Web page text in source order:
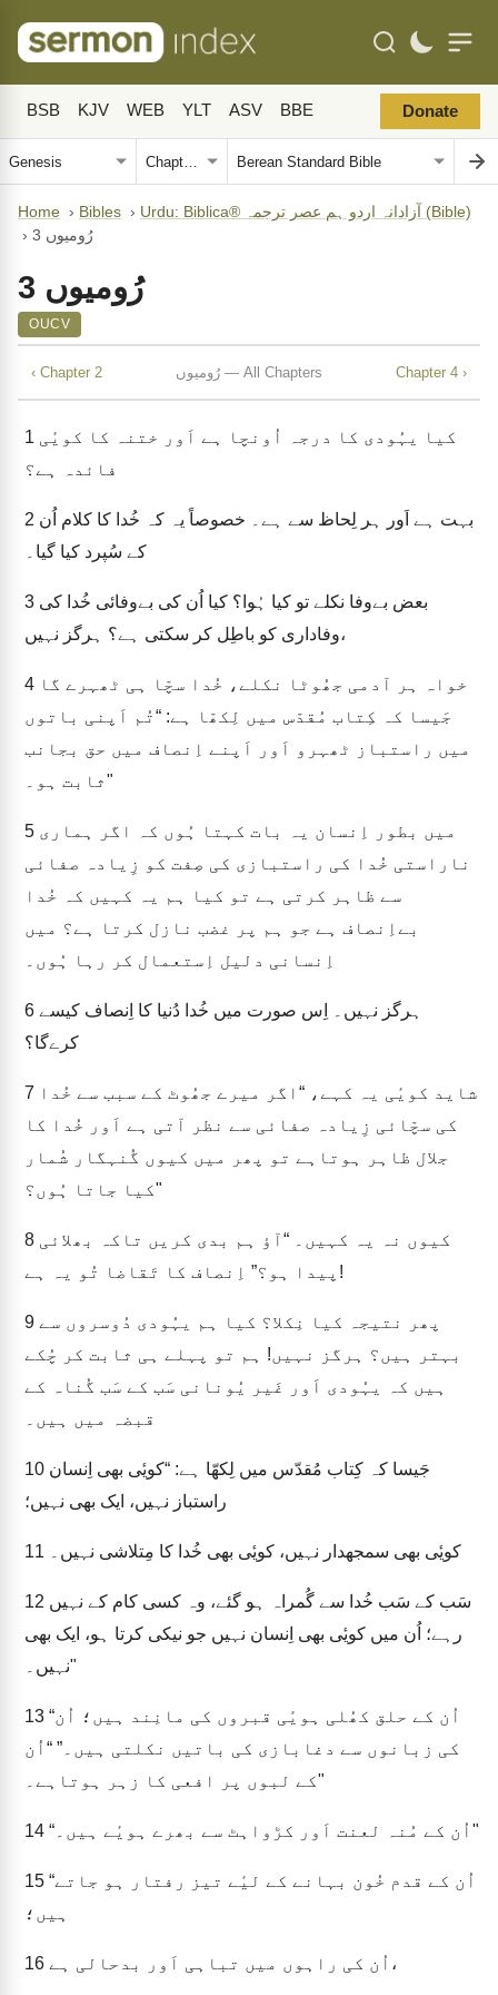
BSB KJV WEB YLT ASV BBE Donate
Home › Bibles ›
Urdu: Biblica® آزادانہ اردو ہم عصر ترجمہ (Bible)
›
رُومیوں 3
رُومیوں 3
OUCV
‹ Chapter 2 رُومیوں — All Chapters Chapter 4 ›
1
فائدہ ہے؟
2
کے سُپرد کیا گیا۔
3
وفاداری کو باطِل کر سکتی ہے؟ ہرگز نہیں،
4
جَیسا کہ کِتاب مُقدّس میں لِکھّا ہے: “تُم اَپنی باتوں
میں راستباز ٹھہرو اَور اَپنے اِنصاف میں حق بجانب
ثابت ہو۔"
5
ناراستی خُدا کی راستبازی کی صِفت کو زِیادہ صفائی
سے ظاہر کرتی ہے تو کیا ہم یہ کہیں کہ خُدا
بےاِنصاف ہے جو ہم پر غضب نازل کرتا ہے؟ میں
اِنسانی دلیل اِستعمال کر رہا ہُوں۔
6
کرےگا؟
7
کی سچّائی زِیادہ صفائی سے نظر آتی ہے اَور خُدا کا
جلال ظاہر ہوتاہے تو پھر میں کیوں گُنہگار شُمار
کیا جاتا ہُوں؟"
8
پیدا ہو؟” اِنصاف کا تَقاضا تُو یہ ہے!
9
بہتر ہیں؟ ہرگز نہیں! ہم تو پہلے ہی ثابت کر چُکے
ہیں کہ یہُودی اَور غَیر یُونانی سَب کے سَب گُناہ کے
قبضہ میں ہیں۔
10
راستباز نہیں، ایک بھی نہیں؛
11 کویٔی بھی سمجھدار نہیں، کویٔی بھی خُدا کا مِتلاشی نہیں۔
12
رہے؛ اُن میں کویٔی بھی اِنسان نہیں جو نیکی کرتا ہو، ایک بھی
نہیں۔"
13 “اُن کے حلق کھُلی ہویٔی قبروں کی مانِند ہیں؛ اُن
کی زبانوں سے دغابازی کی باتیں نکلتی ہیں۔” “اُن
کے لبوں پر افعی کا زہر ہوتاہے۔"
14 “اُن کے مُنہ لعنت اَور کڑواہٹ سے بھرے ہویٔے ہیں۔"
15 “اُن کے قدم خُون بہانے کے لیٔے تیز رفتار ہو جاتے
ہیں؛
16 اُن کی راہوں میں تباہی اَور بدحالی ہے،